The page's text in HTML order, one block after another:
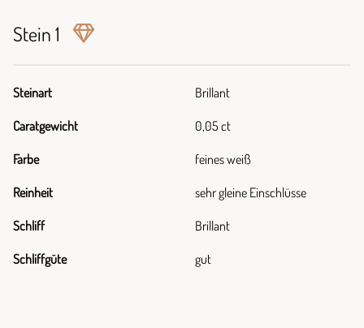
Stein 1
Steinart Brillant
Caratgewicht 0,05 ct
Farbe feines weiß
Reinheit sehr gleine Einschlüsse
Schliff Brillant
Schliffgüte gut